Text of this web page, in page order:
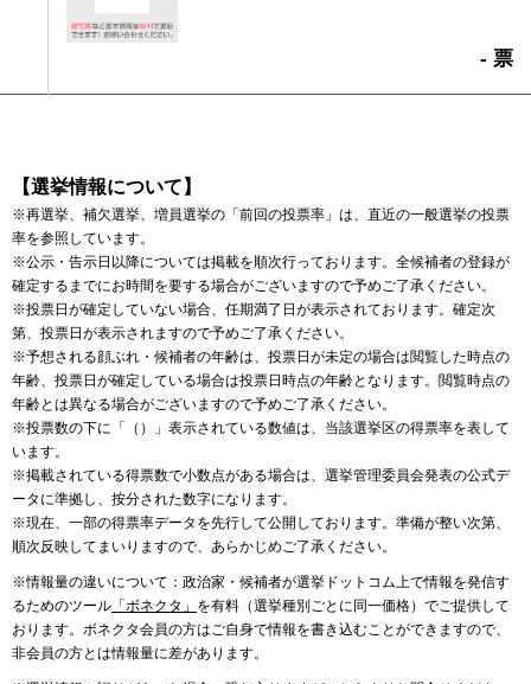
- 票
【選挙情報について】
※再選挙、補欠選挙、増員選挙の「前回の投票率」は、直近の一般選挙の投票
率を参照しています。
※公示・告示日以降については掲載を順次行っております。全候補者の登録が
確定するまでにお時間を要する場合がございますので予めご了承ください。
※投票日が確定していない場合、任期満了日が表示されております。確定次
第、投票日が表示されますので予めご了承ください。
※予想される顔ぶれ・候補者の年齢は、投票日が未定の場合は閲覧した時点の
年齢、投票日が確定している場合は投票日時点の年齢となります。閲覧時点の
年齢とは異なる場合がございますので予めご了承ください。
※投票数の下に「（）」表示されている数値は、当該選挙区の得票率を表して
います。
※掲載されている得票数で小数点がある場合は、選挙管理委員会発表の公式デ
ータに準拠し、按分された数字になります。
※現在、一部の得票率データを先行して公開しております。準備が整い次第、
順次反映してまいりますので、あらかじめご了承ください。
※情報量の違いについて：政治家・候補者が選挙ドットコム上で情報を発信す
るためのツール 「ボネクタ」 を有料（選挙種別ごとに同一価格）でご提供して
おります。ボネクタ会員の方はご自身で情報を書き込むことができますので、
非会員の方とは情報量に差があります。